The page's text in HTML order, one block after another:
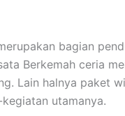
bagian
Berkemah ceria
Lain halnya paket
utamanya.